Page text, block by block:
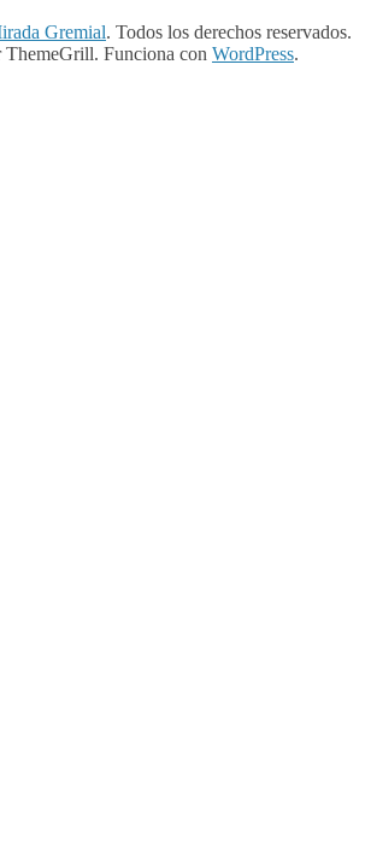
Gremial. Todos los derechos reservados.
ThemeGrill. Funciona con WordPress.